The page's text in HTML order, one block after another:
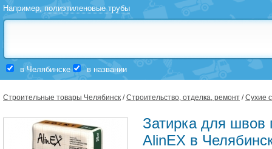
Например,полиэтиленовые трубы
в Челябинске в названии
Строительные товары Челябинск /Строительство, отделка, ремонт /Сухие
Затирка для швов
AlinEX в